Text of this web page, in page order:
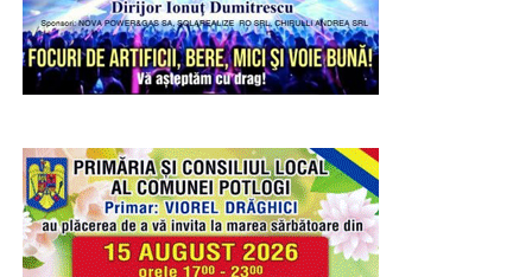
materialelor.
RECLAMA
Joi, copiii au pătruns în universul artei prin atelierul „Ghid
de lectură a unei opere de artă – Sculptura”. După o